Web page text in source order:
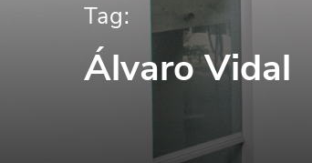
Tag:
Álvaro Vidal